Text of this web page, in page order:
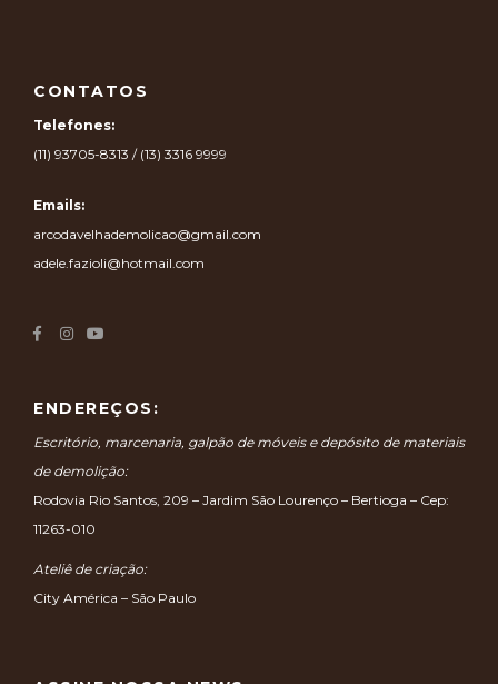
CONTATOS
Telefones:
(11) 93705-8313 / (13) 3316 9999
Emails:
arcodavelhademolicao@gmail.com
adele.fazioli@hotmail.com
ENDEREÇOS:
Escritório, marcenaria, galpão de móveis e depósito de materiais
de demolição:
Rodovia Rio Santos, 209 – Jardim São Lourenço – Bertioga – Cep:
11263-010
Ateliê de criação:
City América – São Paulo